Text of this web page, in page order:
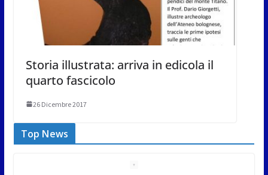
Storia illustrata: arriva in edicola il
quarto fascicolo
26 Dicembre 2017
Top News